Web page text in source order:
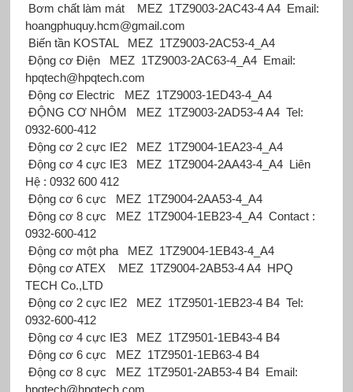
Bơm chất làm mát
MEZ 1TZ9003-2AC43-4 A4 Email:
hoangphuquy.hcm@gmail.com
Biến tần KOSTAL
MEZ 1TZ9003-2AC53-4_A4
Động cơ Điện
MEZ 1TZ9003-2AC63-4_A4 Email:
hpqtech@hpqtech.com
Động cơ Electric
MEZ 1TZ9003-1ED43-4_A4
ĐỘNG CƠ NHÔM
MEZ 1TZ9003-2AD53-4 A4 Tel:
0932-600-412
Động cơ 2 cực IE2
MEZ 1TZ9004-1EA23-4_A4
Động cơ 4 cực IE3
MEZ 1TZ9004-2AA43-4_A4 Liên
Hệ : 0932 600 412
Động cơ 6 cực
MEZ 1TZ9004-2AA53-4_A4
Động cơ 8 cực
MEZ 1TZ9004-1EB23-4_A4 Contact :
0932-600-412
Động cơ một pha
MEZ 1TZ9004-1EB43-4_A4
Động cơ ATEX
MEZ 1TZ9004-2AB53-4 A4 HPQ
TECH Co.,LTD
Động cơ 2 cực IE2
MEZ 1TZ9501-1EB23-4 B4 Tel:
0932-600-412
Động cơ 4 cực IE3
MEZ 1TZ9501-1EB43-4 B4
Động cơ 6 cực
MEZ 1TZ9501-1EB63-4 B4
Động cơ 8 cực
MEZ 1TZ9501-2AB53-4 B4 Email:
hpqtech@hpqtech.com